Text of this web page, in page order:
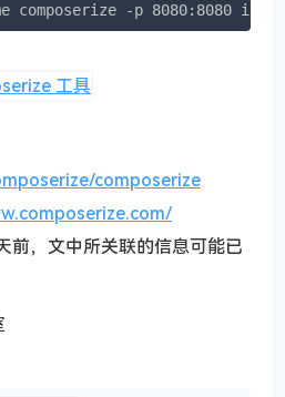
composerize -p 8080:8080
composerize
前，文中所关联的信息可能已